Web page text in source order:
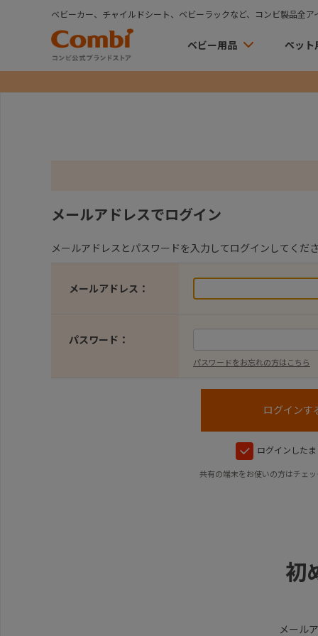
ベビーカー、チャイルドシート、ベビーラックなど、コンビ製品全ア
ベビー用品 ペット
メールアドレスでログイン
メールアドレスとパスワードを入力してログインしてくださ
メールアドレス：
パスワード：
パスワードをお忘れの方はこちら
ログインした
共有の端末をお使いの方はチェ
初
メール